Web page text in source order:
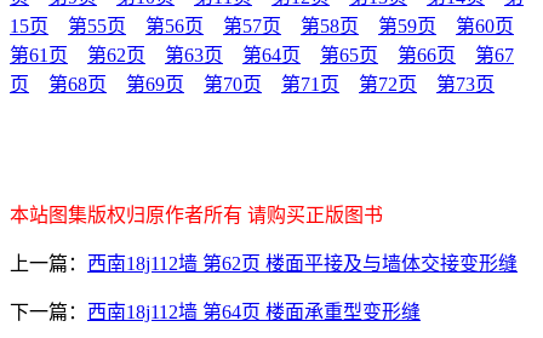
15页
第55页 第56页 第57页 第58页 第59页
第60页
第61页
第62页 第63页 第64页 第65页 第66页
第67
页
第68页 第69页 第70页 第71页 第72页 第73页
本站图集版权归原作者所有 请购买正版图书
上一篇： 西南18j112墙 第62页 楼面平接及与墙体交接变形缝
下一篇： 西南18j112墙 第64页 楼面承重型变形缝